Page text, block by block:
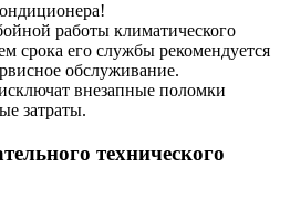
работы климатического
срока его службы рекомендуется
обслуживание.
внезапные поломки
затраты.
технического